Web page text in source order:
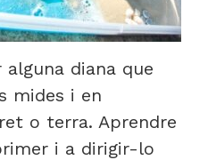
diana que
mides i en
o terra. Aprendre
i a dirigir-lo